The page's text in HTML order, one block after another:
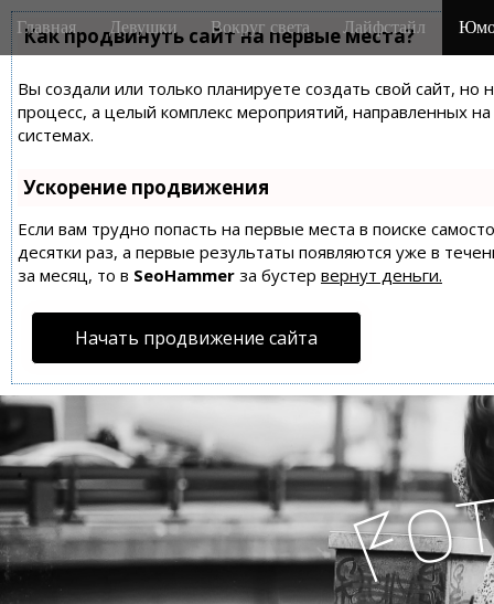
Как продвинуть сайт на первые места?
Вы создали или только планируете создать свой сайт,
процесс, а целый комплекс мероприятий, направленных
системах.
Ускорение продвижения
Если вам трудно попасть на первые места в поиске
десятки раз, а первые результаты появляются уже в
за месяц, то в SeoHammer за бустер вернут деньги.
Начать продвижение сайта
M
a
n
m
e
n
u
i
Главная Девушки Вокруг света Лайфстайл
Fo